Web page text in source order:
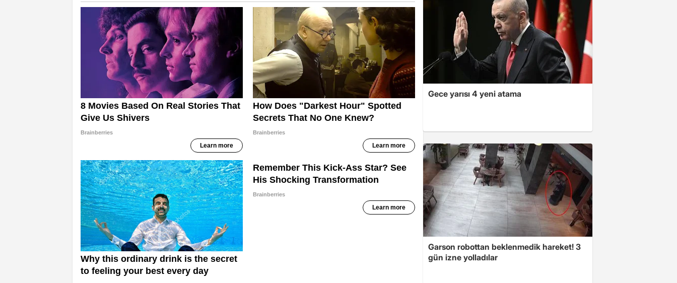
Gece yarısı 4 yeni atama
Garson robottan beklenmedik hareket! 3
gün izne yolladılar